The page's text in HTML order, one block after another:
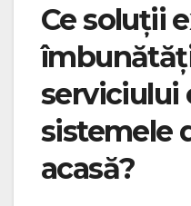
Ce soluții
serviciului
sistemele
acasă?